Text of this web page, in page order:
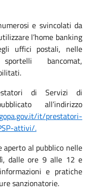
e svincolati da
l’home banking
uffici postali, nelle
bancomat,
di Servizi di
all’indirizzo
it/prestatori-
attivi/.
aperto al pubblico nelle
dalle ore 9 alle 12 e
e pratiche
sanzionatorie.